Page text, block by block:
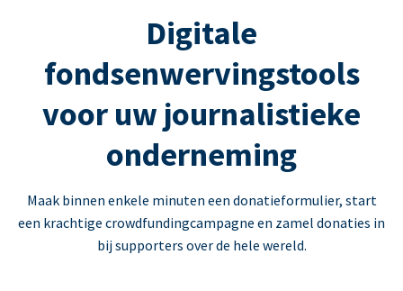
Digitale
fondsenwervingstools
voor uw journalistieke
onderneming
Maak binnen enkele minuten een donatieformulier, start
een krachtige crowdfundingcampagne en zamel donaties in
bij supporters over de hele wereld.